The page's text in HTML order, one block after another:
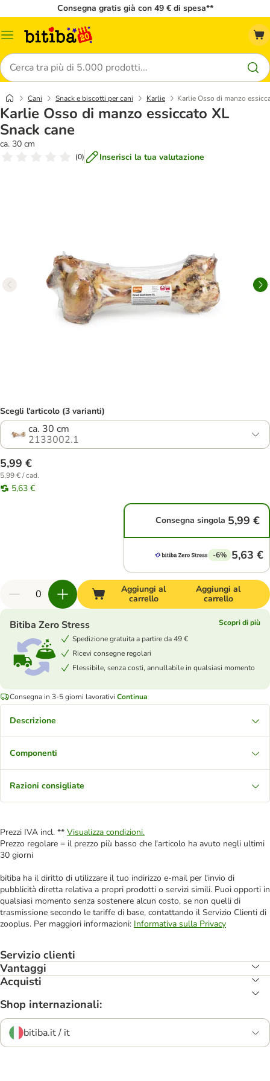
Consegna gratis già con 49 € di spesa**
Overview
Cerca
Cani Snack e biscotti per cani Karlie Karlie Osso di manzo
Karlie Osso di manzo essiccato XL
Snack cane
ca. 30 cm
(0) Inserisci la tua valutazione
Scegli l'articolo (3 varianti)
ca. 30 cm
2133002.1
5,99 €
5,99 € / cad.
5,63 €
Consegna singola 5,99 €
-6% 5,63 €
Aggiungi al
carrello
Aggiungi al
carrello
Bitiba Zero Stress
Scopri di più
Spedizione gratuita a partire da 49 €
Ricevi consegne regolari
Flessibile, senza costi, annullabile in qualsiasi momento
Consegna in 3-5 giorni lavorativi Continua
Descrizione
Componenti
Razioni consigliate
Prezzi IVA incl. ** Visualizza condizioni.
Prezzo regolare = il prezzo più basso che l'articolo ha avuto negli ultimi
30 giorni
bitiba ha il diritto di utilizzare il tuo indirizzo e-mail per l'invio di
pubblicità diretta relativa a propri prodotti o servizi simili. Puoi opporti in
qualsiasi momento senza sostenere alcun costo, se non quelli di
trasmissione secondo le tariffe di base, contattando il Servizio Clienti di
zooplus. Per maggiori informazioni: Informativa sulla Privacy
Servizio clienti
Vantaggi
Acquisti
Shop internazionali:
bitiba.it / it